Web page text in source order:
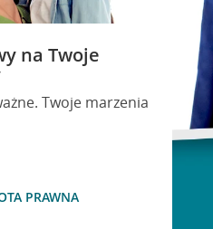
na Twoje
Twoje marzenia
PRAWNA